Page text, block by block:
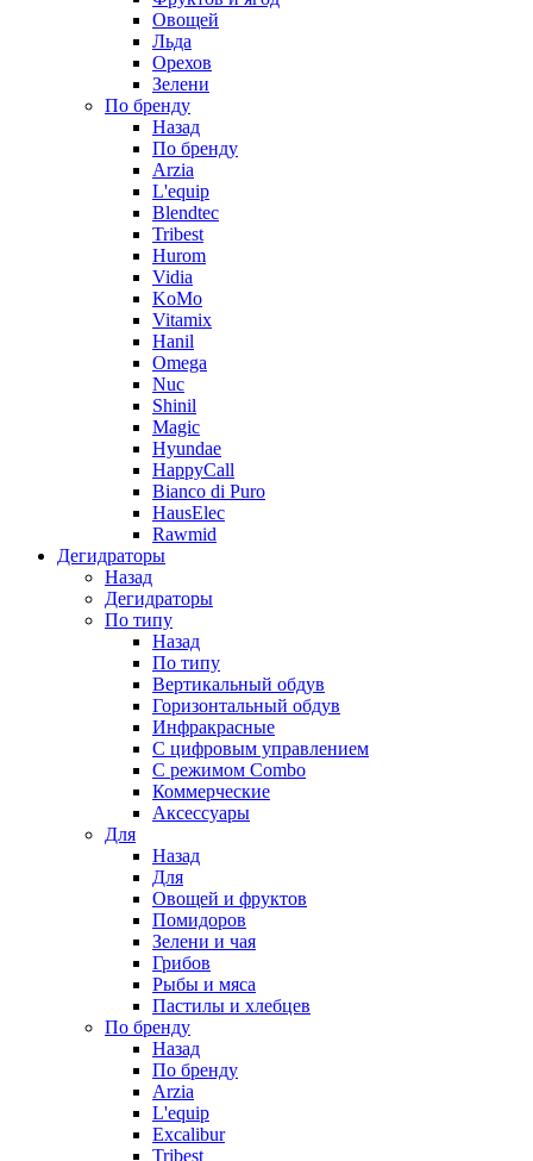
Овощей
Льда
Орехов
Зелени
По бренду
Назад
По бренду
Arzia
L'equip
Blendtec
Tribest
Hurom
Vidia
KoMo
Vitamix
Hanil
Omega
Nuc
Shinil
Magic
Hyundae
HappyCall
Bianco di Puro
HausElec
Rawmid
Дегидраторы
Назад
Дегидраторы
По типу
Назад
По типу
Вертикальный обдув
Горизонтальный обдув
Инфракрасные
С цифровым управлением
С режимом Combo
Коммерческие
Аксессуары
Для
Назад
Для
Овощей и фруктов
Помидоров
Зелени и чая
Грибов
Рыбы и мяса
Пастилы и хлебцев
По бренду
Назад
По бренду
Arzia
L'equip
Excalibur
Tribest